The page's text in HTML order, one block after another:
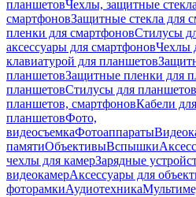
планшетовЧехлы, защитные
смартфоновЗащитные стекла для
пленки для смартфоновСтилусы
аксессуары для смартфоновЧехлы
клавиатурой для планшетов
планшетовЗащитные пленки для
планшетовСтилусы для планшетов
планшетов, смартфоновКабели
планшетовФото,
видеосъемкаФотоаппараты
памятиОбъективыВспышки
чехлы для камерЗарядные
видеокамерАксессуары для
фоторамкиАудиотехника